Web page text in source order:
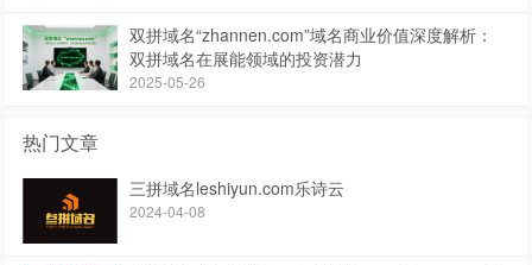
双拼域名“zhannen.com”域名商业价值深度解析：
双拼域名在展能领域的投资潜力
2025-05-26
热门文章
三拼域名leshiyun.com乐诗云
2024-04-08